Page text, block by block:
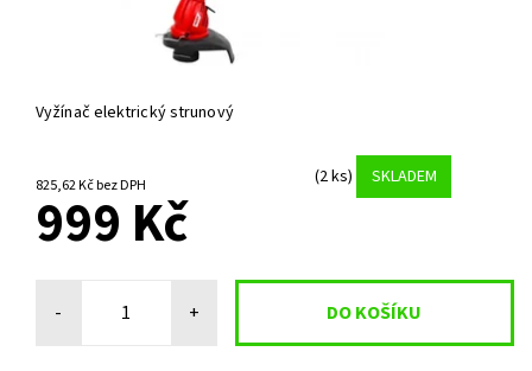
Vyžínač elektrický strunový
825,62 Kč bez DPH (2 ks) SKLADEM
999 Kč
- +